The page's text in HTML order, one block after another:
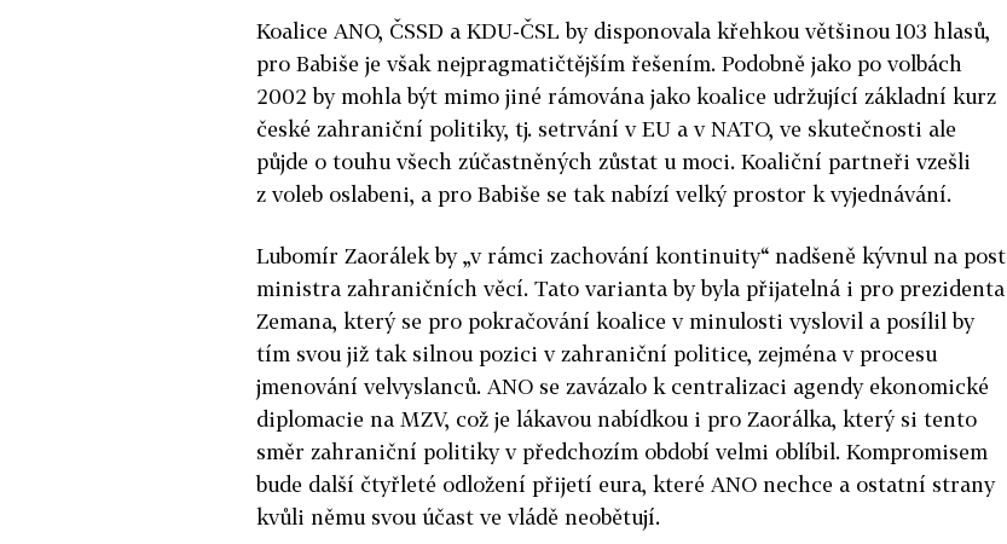
Koalice ANO, ČSSD a KDU-ČSL by disponovala křehkou většinou 103 hlasů,
pro Babiše je však nejpragmatičtějším řešením. Podobně jako po volbách
2002 by mohla být mimo jiné rámována jako koalice udržující základní kurz
české zahraniční politiky, tj. setrvání v EU a v NATO, ve skutečnosti ale
půjde o touhu všech zúčastněných zůstat u moci. Koaliční partneři vzešli
z voleb oslabeni, a pro Babiše se tak nabízí velký prostor k vyjednávání.
Lubomír Zaorálek by „v rámci zachování kontinuity“ nadšeně kývnul na post
ministra zahraničních věcí. Tato varianta by byla přijatelná i pro prezidenta
Zemana, který se pro pokračování koalice v minulosti vyslovil a posílil by
tím svou již tak silnou pozici v zahraniční politice, zejména v procesu
jmenování velvyslanců. ANO se zavázalo k centralizaci agendy ekonomické
diplomacie na MZV, což je lákavou nabídkou i pro Zaorálka, který si tento
směr zahraniční politiky v předchozím období velmi oblíbil. Kompromisem
bude další čtyřleté odložení přijetí eura, které ANO nechce a ostatní strany
kvůli němu svou účast ve vládě neobětují.